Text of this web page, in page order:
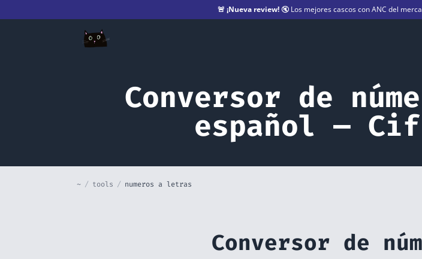
🚨 ¡Nueva review! 🔇 Los mejores cascos con ANC del
Conversor de
español —
~ / tools / numeros a letras
Conversor de